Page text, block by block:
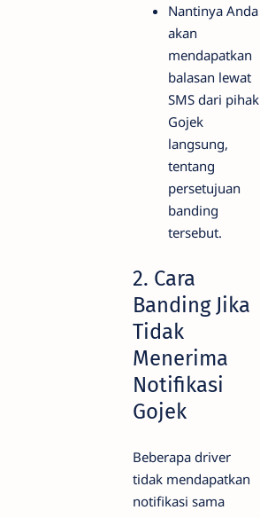
Nantinya Anda
akan
mendapatkan
balasan lewat
SMS dari pihak
Gojek
langsung,
tentang
persetujuan
banding
tersebut.
2. Cara
Banding Jika
Tidak
Menerima
Notifikasi
Gojek
Beberapa driver
tidak mendapatkan
notifikasi sama